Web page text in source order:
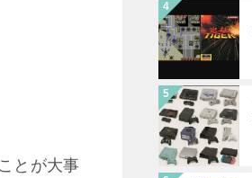
とが大事